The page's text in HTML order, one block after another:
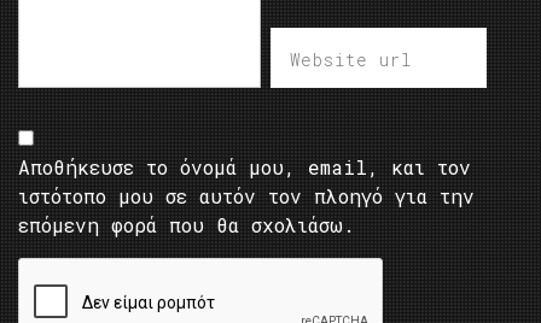
Αποθήκευσε το όνομά μου, email, και τον
ιστότοπο μου σε αυτόν τον πλοηγό για την
επόμενη φορά που θα σχολιάσω.